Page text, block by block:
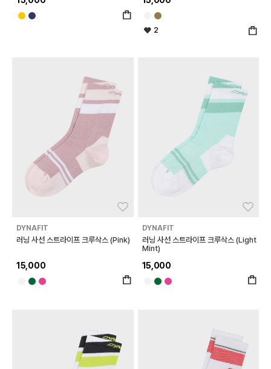
2
DYNAFIT
러닝 사선 스트라이프 크루삭스 (Pink)
15,000
DYNAFIT
러닝 사선 스트라이프 크루삭스 (Light
Mint)
15,000